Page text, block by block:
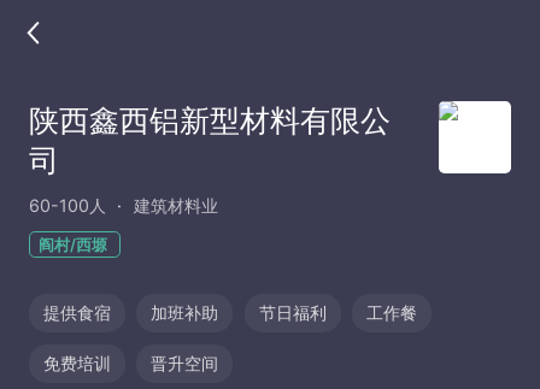
陕西鑫西铝新型材料有限公
司
60-100人 建筑材料业
阎村/西塬
提供食宿 加班补助 节日福利 工作餐
免费培训 晋升空间